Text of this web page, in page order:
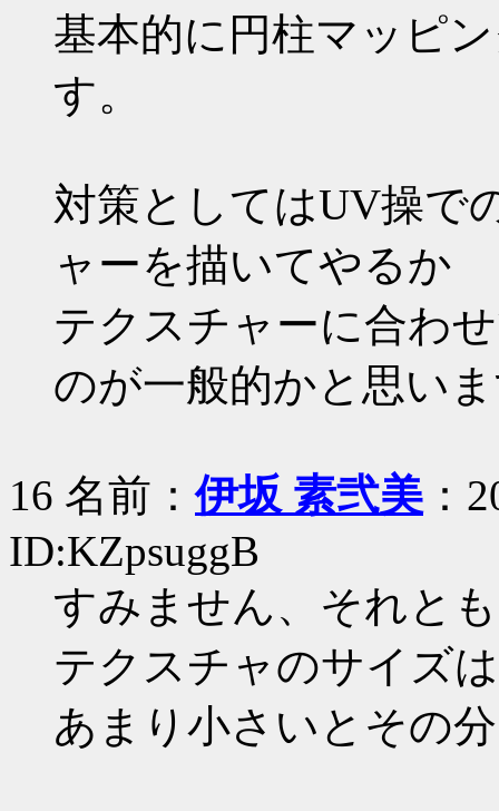
基本的に円柱マッピ
す。
対策としてはUV操で
ャーを描いてやるか
テクスチャーに合わ
のが一般的かと思い
16 名前：伊坂 素弐美 ：
ID:KZpsuggB
すみません、それと
テクスチャのサイズ
あまり小さいとその